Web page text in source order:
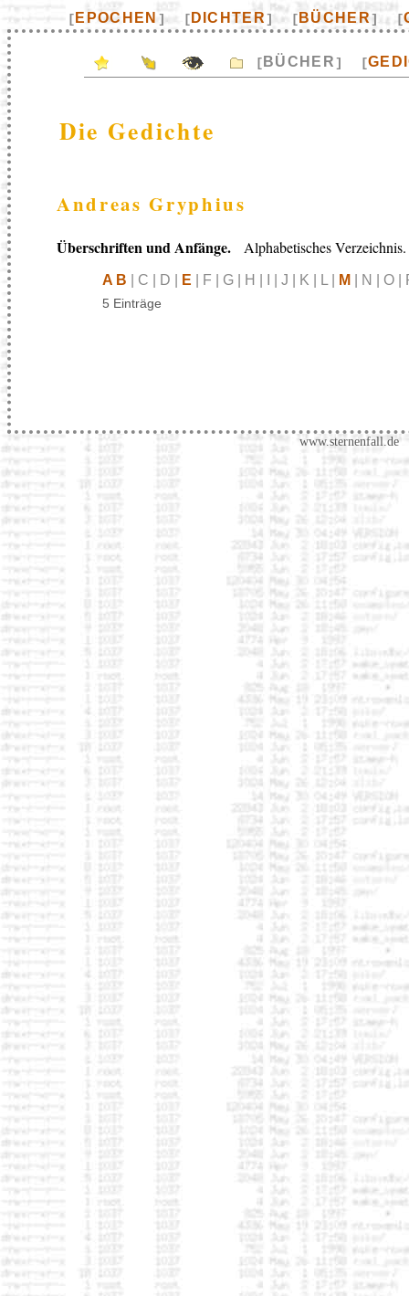
[ EPOCHEN ] [ DICHTER] [ BÜCHER] [
[ BÜCHER] [
Die Gedichte
Andreas Gryphius
Überschriften und Anfänge. Alphabetisches Verzeichnis.
A B | C | D | E | F | G | H | I | J | K | L | M | N | O
5 Einträge
www.sternenfall.de